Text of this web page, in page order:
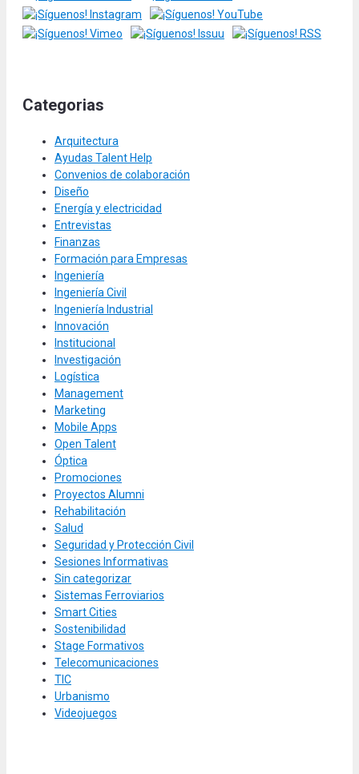
Categorias
Arquitectura
Ayudas Talent Help
Convenios de colaboración
Diseño
Energía y electricidad
Entrevistas
Finanzas
Formación para Empresas
Ingeniería
Ingeniería Civil
Ingeniería Industrial
Innovación
Institucional
Investigación
Logística
Management
Marketing
Mobile Apps
Open Talent
Óptica
Promociones
Proyectos Alumni
Rehabilitación
Salud
Seguridad y Protección Civil
Sesiones Informativas
Sin categorizar
Sistemas Ferroviarios
Smart Cities
Sostenibilidad
Stage Formativos
Telecomunicaciones
TIC
Urbanismo
Videojuegos